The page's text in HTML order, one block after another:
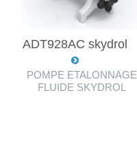
ADT928AC skydrol
POMPE ETALONNAGE
FLUIDE SKYDROL